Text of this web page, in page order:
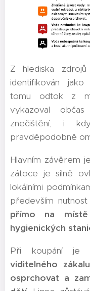
Z hlediska
identifikován
tomu odtok z
vykazoval
znečištění, i
pravděpodobně
Hlavním závěrem
zátoce je silně
lokálními
především nutnost
přímo na
hygienických
Při koupání je
viditelného
osprchovat a